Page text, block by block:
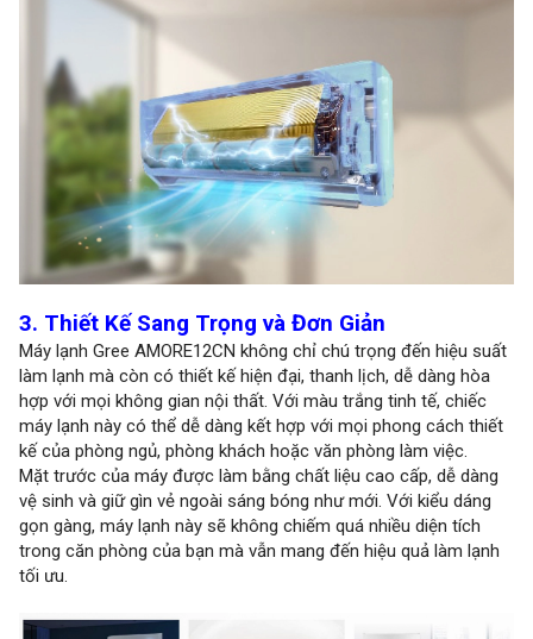
3. Thiết Kế Sang Trọng và Đơn Giản
Máy lạnh Gree AMORE12CN không chỉ chú trọng đến hiệu suất
làm lạnh mà còn có thiết kế hiện đại, thanh lịch, dễ dàng hòa
hợp với mọi không gian nội thất. Với màu trắng tinh tế, chiếc
máy lạnh này có thể dễ dàng kết hợp với mọi phong cách thiết
kế của phòng ngủ, phòng khách hoặc văn phòng làm việc.
Mặt trước của máy được làm bằng chất liệu cao cấp, dễ dàng
vệ sinh và giữ gìn vẻ ngoài sáng bóng như mới. Với kiểu dáng
gọn gàng, máy lạnh này sẽ không chiếm quá nhiều diện tích
trong căn phòng của bạn mà vẫn mang đến hiệu quả làm lạnh
tối ưu.